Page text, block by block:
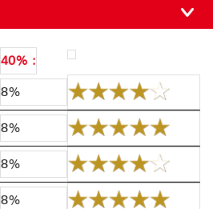
40% :
8%
8%
8%
8%